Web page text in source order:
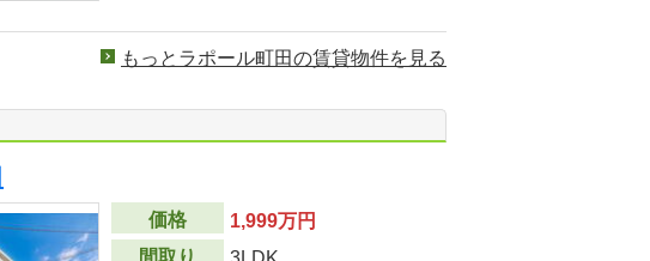
もっとラポール町田の賃貸物件を見る
価格
1,999万円
間取り